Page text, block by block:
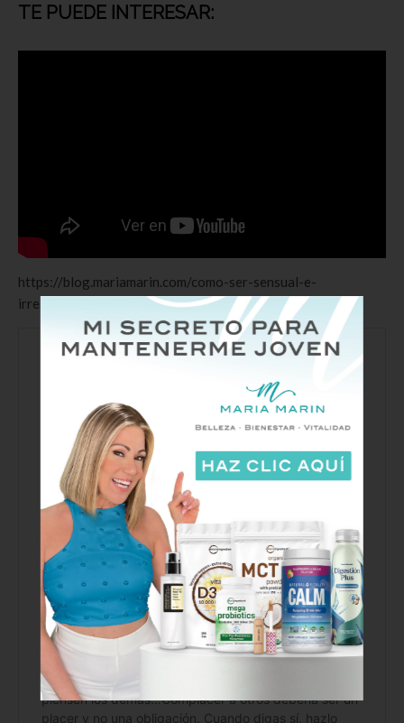
TE PUEDE INTERESAR:
https://blog.mariamarin.com/como-ser-sensual-e-
irresistible/